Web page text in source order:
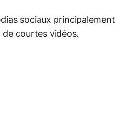
sociaux principalement
de courtes vidéos.